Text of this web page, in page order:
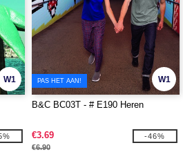
W1 W1
PAS HET AAN!
B&C BC03T - # E190 Heren
€3.69
€6.90
-46%